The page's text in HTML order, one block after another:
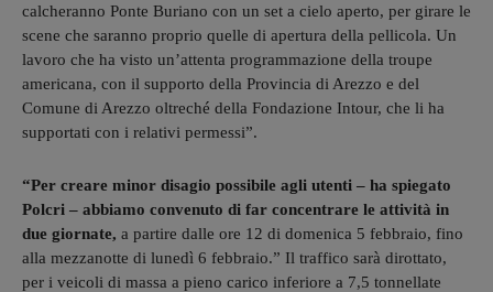
calcheranno Ponte Buriano con un set a cielo aperto, per girare le
scene che saranno proprio quelle di apertura della pellicola. Un
lavoro che ha visto un’attenta programmazione della troupe
americana, con il supporto della Provincia di Arezzo e del
Comune di Arezzo oltreché della Fondazione Intour, che li ha
supportati con i relativi permessi”.
“Per creare minor disagio possibile agli utenti – ha spiegato
Polcri – abbiamo convenuto di far concentrare le attività in
due giornate, a partire dalle ore 12 di domenica 5 febbraio, fino
alla mezzanotte di lunedì 6 febbraio.” Il traffico sarà dirottato,
per i veicoli di massa a pieno carico inferiore a 7,5 tonnellate